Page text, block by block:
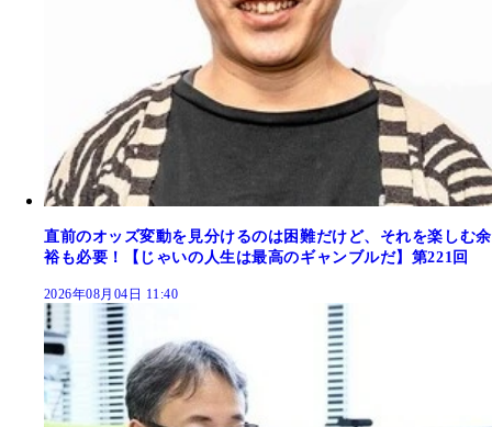
直前のオッズ変動を見分けるのは困難だけど、それを楽しむ余
裕も必要！【じゃいの人生は最高のギャンブルだ】第221回
2026年08月04日 11:40